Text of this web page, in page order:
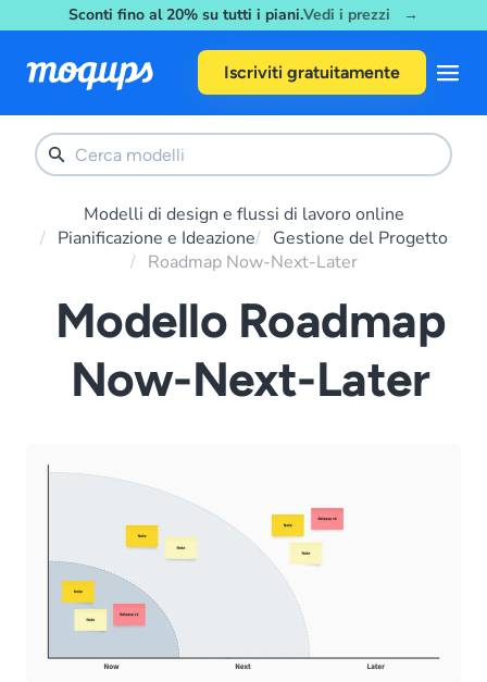
Skip to contentSconti fino al 20% su tutti i piani.Vedi i prezzi →
Iscriviti gratuitamente
Modelli di design e flussi di lavoro online
Pianificazione e Ideazione
Gestione del Progetto
Roadmap Now-Next-Later
Modello Roadmap
Now-Next-Later